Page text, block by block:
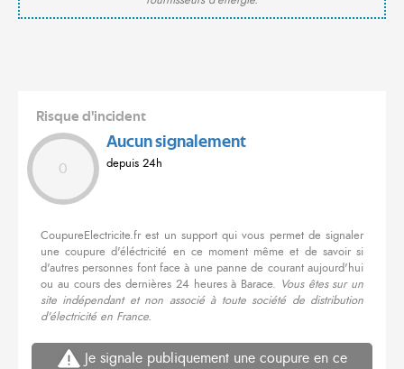
Risque d'incident
0
Aucun signalement
depuis 24h
CoupureElectricite.fr est un support qui vous permet de signaler
une coupure d'éléctricité en ce moment même et de savoir si
d'autres personnes font face à une panne de courant aujourd'hui
ou au cours des dernières 24 heures à Barace. Vous êtes sur un
site indépendant et non associé à toute société de distribution
d'électricité en France.
Je signale publiquement une coupure en ce